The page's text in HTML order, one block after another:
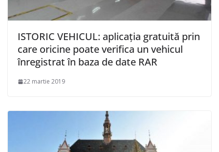
ISTORIC VEHICUL: aplicația gratuită prin
care oricine poate verifica un vehicul
înregistrat în baza de date RAR
22 martie 2019